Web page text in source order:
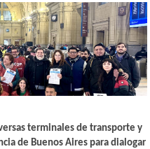
terminales de transporte y
de Buenos Aires para dialogar